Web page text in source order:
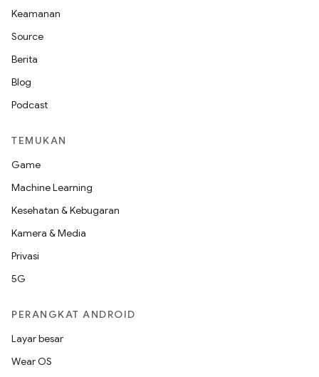
Keamanan
Source
Berita
Blog
Podcast
TEMUKAN
Game
Machine Learning
Kesehatan & Kebugaran
Kamera & Media
Privasi
5G
PERANGKAT ANDROID
Layar besar
Wear OS